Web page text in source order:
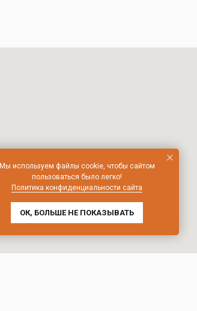
Мы используем файлы cookie, чтобы сайтом
пользоваться было легко!
Политика конфиденциальности сайта
ОК, БОЛЬШЕ НЕ ПОКАЗЫВАТЬ